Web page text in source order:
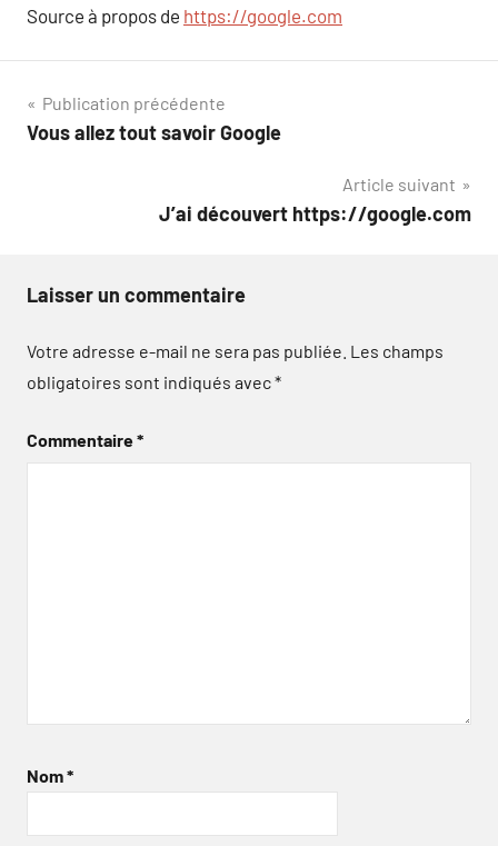
Source à propos de https://google.com
Navigation
de
Publication précédente
Vous allez tout savoir Google
Article suivant
J’ai découvert https://google.com
Laisser un commentaire
Votre adresse e-mail ne sera pas publiée. Les champs
obligatoires sont indiqués avec*
Commentaire*
Nom*